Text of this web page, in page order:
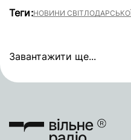
Теги:НОВИНИ
Завантажити ще...